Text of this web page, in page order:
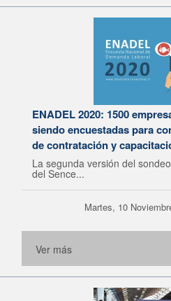
ENADEL 2020: 1500
siendo encuestadas para
de contratación y
La segunda versión del
del Sence...
Martes, 10
Ver más